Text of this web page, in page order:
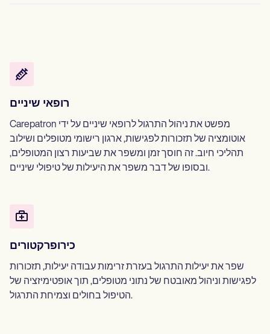
רופאי שיניים
Carepatron מפשט את ניהול התרגול לרופאי שיניים על ידי
אוטומציה של תזכורות לפגישות, ארגון רישומי מטופלים ושילוב
תהליכי חיוב. זה חוסך זמן ומשפר את שביעות רצון המטופלים,
ובסופו של דבר משפר את היעילות של טיפולי שיניים.
כירופרקטורים
שפר את יעילות התרגול בעזרת זרימות עבודה יעילות, תזכורות
לפגישות וניהול מאובטח של נתוני מטופלים, תוך אופטימיזציה של
הטיפול בחולים וצמיחת התרגול.